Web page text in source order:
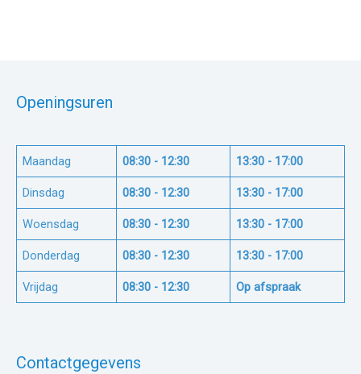
Openingsuren
Maandag 08:30 - 12:30 13:30 - 17:00
Dinsdag 08:30 - 12:30 13:30 - 17:00
Woensdag 08:30 - 12:30 13:30 - 17:00
Donderdag 08:30 - 12:30 13:30 - 17:00
Vrijdag 08:30 - 12:30 Op afspraak
Contactgegevens